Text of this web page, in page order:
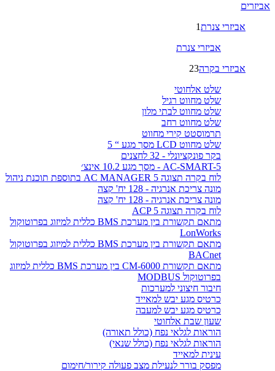
אביזרים
אביזרי צנרת1
אביזרי צנרת
אביזרי בקרה23
שלט אלחוטי
שלט מחווט רגיל
שלט מחווט לבתי מלון
שלט מחווט רחב
תרמוסטט קירי מחווט
שלט מחווט LCD מסך מגע “ 5
בקר פונקציונלי - 32 לחצנים
AC-SMART-5 - מסך מגע 10.2 אינצ׳
לוח בקרה תצוגה AC MANAGER 5 בתוספת תוכנת ניהול
מונה צריכת אנרגיה - 128 יח' קצה
מונה צריכת אנרגיה - 128 יח' קצה
לוח בקרה תצוגה ACP 5
מתאם תקשורת בין מערכת BMS כללית למיזוג בפרוטוקול
LonWorks
מתאם תקשורת בין מערכת BMS כללית למיזוג בפרוטוקול
BACnet
מתאם תקשורת CM-6000 בין מערכת BMS כללית למיזוג
בפרוטוקול MODBUS
חיבור חיצוני למערכות
כרטיס מגע יבש למאייד
כרטיס מגע יבש למעבה
שעון שבת אלחוטי
הוראות לגלאי נפח (כולל תאורה)
הוראות לגלאי נפח (כולל שנאי)
עינית למאייד
מפסק בורר לנעילת מצב פעולה קירור/חימום